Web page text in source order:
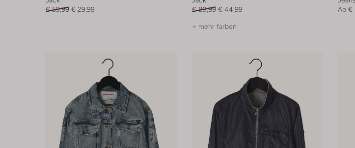
€ 59,99 € 29,99
€ 89,99 € 44,99
+ mehr farben
Ab €